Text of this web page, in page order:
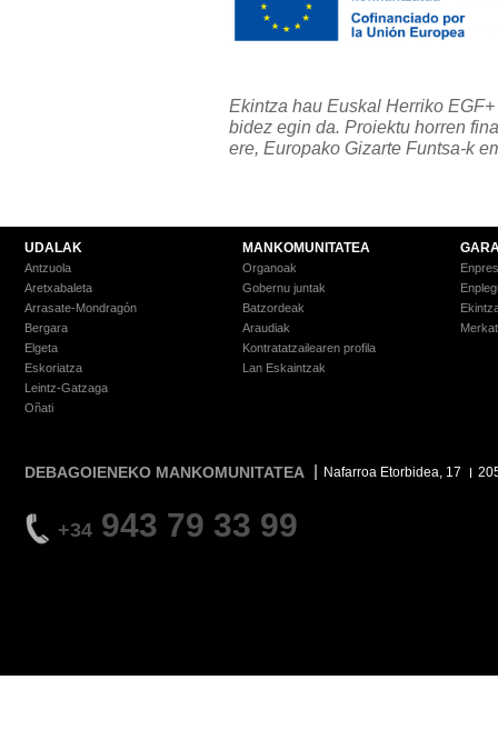
Ekintza hau Euskal Herriko
bidez egin da. Proiektu horren
ere, Europako Gizarte Funtsa-k
UDALAK
Antzuola
Aretxabaleta
Arrasate-Mondragón
Bergara
Elgeta
Eskoriatza
Leintz-Gatzaga
Oñati
MANKOMUNITATEA
Organoak
Gobernu juntak
Batzordeak
Araudiak
Kontratatzailearen profila
Lan Eskaintzak
DEBAGOIENEKO MANKOMUNITATEA Nafarroa Etorbidea, 17
+34 943 79 33 99